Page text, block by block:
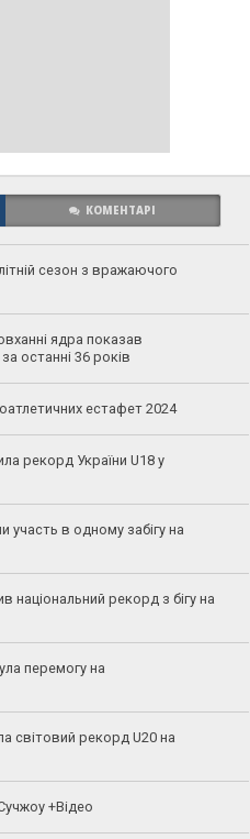
КОМЕНТАРІ
сезон з вражаючого
ядра показав
останні 36 років
естафет 2024
рекорд України U18 у
участь в одному забігу на
національний рекорд з бігу на
перемогу на
світовий рекорд U20 на
+Відео